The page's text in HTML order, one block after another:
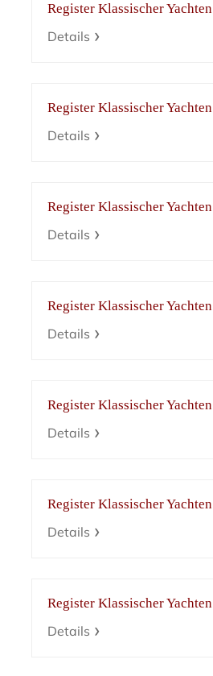
Register Klassischer Yachten
Details
Register Klassischer Yachten
Details
Register Klassischer Yachten
Details
Register Klassischer Yachten
Details
Register Klassischer Yachten
Details
Register Klassischer Yachten
Details
Register Klassischer Yachten
Details